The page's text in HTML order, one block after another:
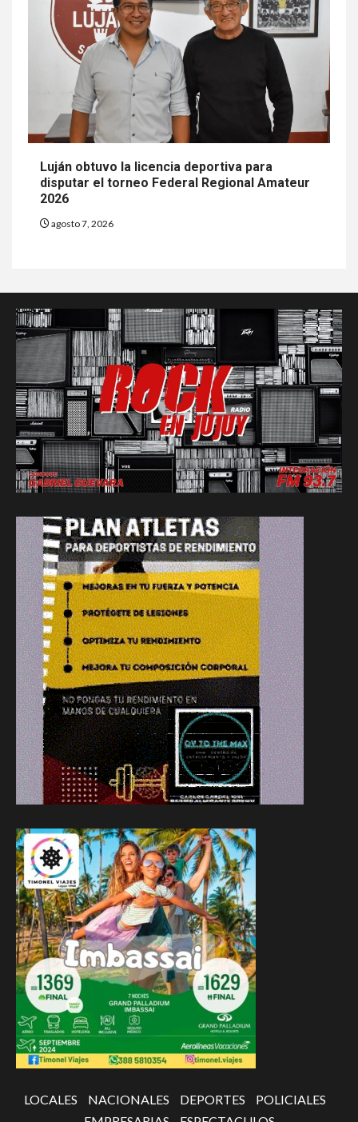
Luján obtuvo la licencia deportiva para
disputar el torneo Federal Regional Amateur
2026
agosto 7, 2026
LOCALES NACIONALES DEPORTES
POLICIALES